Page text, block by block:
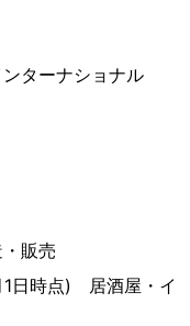
ターナショナル
販売
日時点) 居酒屋・イ